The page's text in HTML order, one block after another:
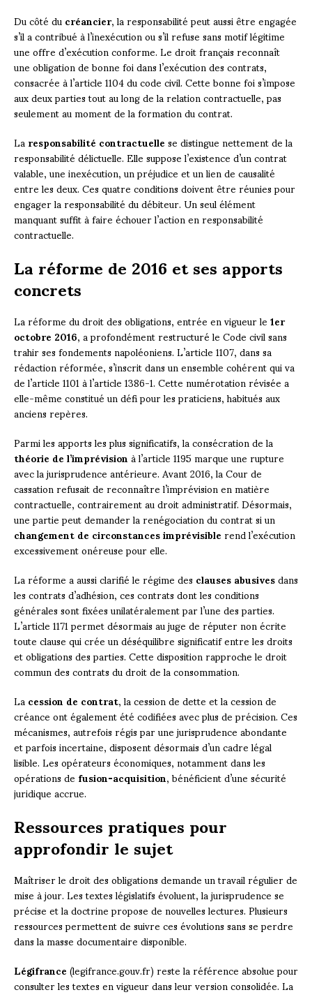
Du côté ducréancier, la responsabilité peut aussi être engagée
s’il a contribué à l’inexécution ou s’il refuse sans motif légitime
une offre d’exécution conforme. Le droit français reconnaît
une obligation de bonne foi dans l’exécution des contrats,
consacrée à l’article 1104 du code civil. Cette bonne foi s’impose
aux deux parties tout au long de la relation contractuelle, pas
seulement au moment de la formation du contrat.
Laresponsabilité contractuellese distingue nettement de la
responsabilité délictuelle. Elle suppose l’existence d’un contrat
valable, une inexécution, un préjudice et un lien de causalité
entre les deux. Ces quatre conditions doivent être réunies pour
engager la responsabilité du débiteur. Un seul élément
manquant suffit à faire échouer l’action en responsabilité
contractuelle.
La réforme de 2016 et ses apports
concrets
La réforme du droit des obligations, entrée en vigueur le1er
octobre 2016, a profondément restructuré le Code civil sans
trahir ses fondements napoléoniens. L’article 1107, dans sa
rédaction réformée, s’inscrit dans un ensemble cohérent qui va
de l’article 1101 à l’article 1386-1. Cette numérotation révisée a
elle-même constitué un défi pour les praticiens, habitués aux
anciens repères.
Parmi les apports les plus significatifs, la consécration de la
théorie de l’imprévisionà l’article 1195 marque une rupture
avec la jurisprudence antérieure. Avant 2016, la Cour de
cassation refusait de reconnaître l’imprévision en matière
contractuelle, contrairement au droit administratif. Désormais,
une partie peut demander la renégociation du contrat si un
changement de circonstances imprévisiblerend l’exécution
excessivement onéreuse pour elle.
La réforme a aussi clarifié le régime desclauses abusivesdans
les contrats d’adhésion, ces contrats dont les conditions
générales sont fixées unilatéralement par l’une des parties.
L’article 1171 permet désormais au juge de réputer non écrite
toute clause qui crée un déséquilibre significatif entre les droits
et obligations des parties. Cette disposition rapproche le droit
commun des contrats du droit de la consommation.
Lacession de contrat, la cession de dette et la cession de
créance ont également été codifiées avec plus de précision. Ces
mécanismes, autrefois régis par une jurisprudence abondante
et parfois incertaine, disposent désormais d’un cadre légal
lisible. Les opérateurs économiques, notamment dans les
opérations defusion-acquisition, bénéficient d’une sécurité
juridique accrue.
Ressources pratiques pour
approfondir le sujet
Maîtriser le droit des obligations demande un travail régulier de
mise à jour. Les textes législatifs évoluent, la jurisprudence se
précise et la doctrine propose de nouvelles lectures. Plusieurs
ressources permettent de suivre ces évolutions sans se perdre
dans la masse documentaire disponible.
Légifrance(legifrance.gouv.fr) reste la référence absolue pour
consulter les textes en vigueur dans leur version consolidée. La